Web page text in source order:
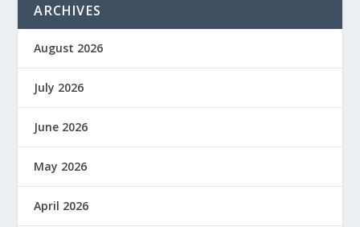
ARCHIVES
August 2026
July 2026
June 2026
May 2026
April 2026